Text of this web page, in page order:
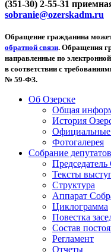
(351-30) 2-55-31
sobranie@ozerskadm.ru
Обращение гражданина
обратной связи. Обращения
направленные по
в соответствии с
№ 59-ФЗ.
Об Озерске
Общая
История
Фотогалерея
Собрание депутатов
Тексты
Структура
Аппарат
Циклограмма
Повестка
Состав
Регламент
Отчеты